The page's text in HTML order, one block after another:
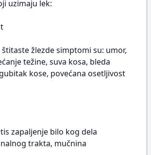
uzimaju lek:
žlezde simptomi su: umor,
težine, suva kosa, bleda
kose, povećana osetljivost
zapaljenje bilo kog dela
trakta, mučnina